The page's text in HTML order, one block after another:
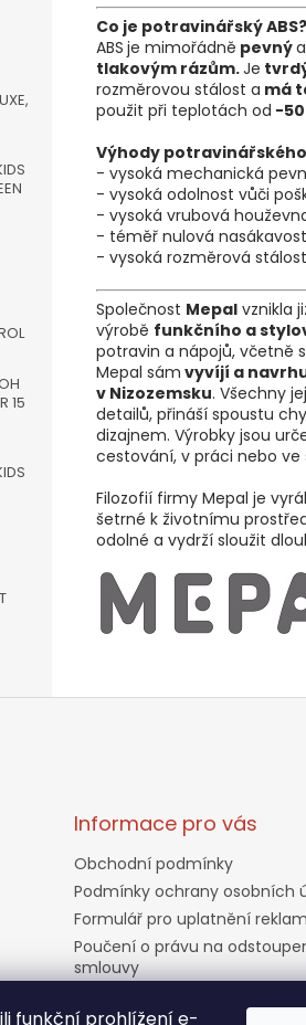
funkční prohlížení e-
15
Co je potravinářský ABS?
ABS je mimořádně pevnýa
tlakovým rázům.Je
rozměrovou stálost a má
použit při teplotách od -
Výhody potravinářského
- vysoká mechanická
- vysoká odolnost vůči
- vysoká vrubová
- téměř nulová nasákavost
- vysoká rozměrová stálost
Společnost Mepal vznikla
výrobě funkčního a
potravin a nápojů, včetně
Mepal sám vyvíjí a
v Nizozemsku. Všechny
detailů, přináší spoustu
dizajnem. Výrobky jsou
cestování, v práci nebo ve
Filozofií firmy Mepal je
šetrné k životnímu
odolné a vydrží sloužit
Informace pro vás
Obchodní podmínky
Podmínky ochrany osobních
Formulář pro uplatnění
Poučení o právu na
smlouvy